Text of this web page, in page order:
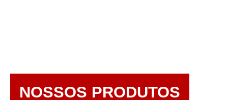
NOSSOS PRODUTOS